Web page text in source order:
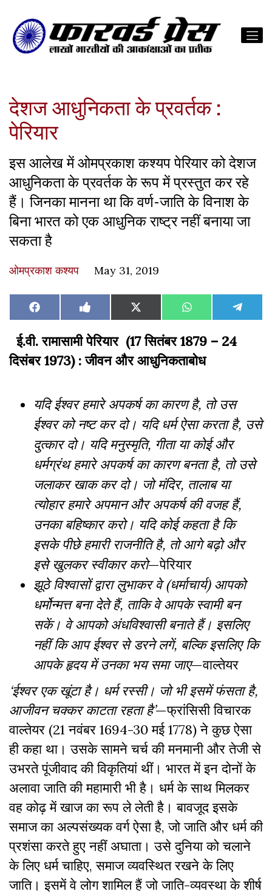
देशज आधुनिकता के प्रवर्तक :
पेरियार
इस आलेख में ओमप्रकाश कश्यप पेरियार को देशज
आधुनिकता के प्रवर्तक के रूप में प्रस्तुत कर रहे
हैं। जिनका मानना था कि वर्ण-जाति के विनाश के
बिना भारत को एक आधुनिक राष्ट्र नहीं बनाया जा
सकता है
ओमप्रकाश कश्यप May 31, 2019
Share
on
Facebook Share
on
Like
on
Facebook
Share
on
X
(Twitter)
Share
on
WhatsAppShare
on
ई.वी. रामासामी पेरियार (17 सितंबर 1879 – 24
दिसंबर 1973) : जीवन और आधुनिकताबोध
यदि ईश्वर हमारे अपकर्ष का कारण है, तो उस
ईश्वर को नष्ट कर दो। यदि धर्म ऐसा करता है, उसे
दुत्कार दो। यदि मनुस्मृति, गीता या कोई और
धर्मग्रंथ हमारे अपकर्ष का कारण बनता है, तो उसे
जलाकर खाक कर दो। जो मंदिर, तालाब या
त्योहार हमारे अपमान और अपकर्ष की वजह हैं,
उनका बहिष्कार करो। यदि कोई कहता है कि
इसके पीछे हमारी राजनीति है, तो आगे बढ़ो और
इसे खुलकर स्वीकार करो—पेरियार
झूठे विश्वासों द्वारा लुभाकर वे (धर्माचार्य) आपको
धर्मोन्मत्त बना देते हैं, ताकि वे आपके स्वामी बन
सकें। वे आपको अंधविश्वासी बनाते हैं। इसलिए
नहीं कि आप ईश्वर से डरने लगें, बल्कि इसलिए कि
आपके हृदय में उनका भय समा जाए—वाल्तेयर
‘ईश्वर एक खूंटा है। धर्म रस्सी। जो भी इसमें फंसता है,
आजीवन चक्कर काटता रहता है’—फ्रांसिसी विचारक
वाल्तेयर (21 नवंबर 1694-30 मई 1778) ने कुछ ऐसा
ही कहा था। उसके सामने चर्च की मनमानी और तेजी से
उभरते पूंजीवाद की विकृतियां थीं। भारत में इन दोनों के
अलावा जाति की महामारी भी है। धर्म के साथ मिलकर
वह कोढ़ में खाज का रूप ले लेती है। बावजूद इसके
समाज का अल्पसंख्यक वर्ग ऐसा है, जो जाति और धर्म की
प्रशंसा करते हुए नहीं अघाता। उसे दुनिया को चलाने
के लिए धर्म चाहिए, समाज व्यवस्थित रखने के लिए
जाति। इसमें वे लोग शामिल हैं जो जाति-व्यवस्था के शीर्ष